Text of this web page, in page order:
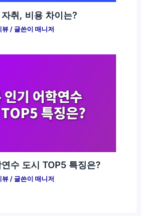
취, 비용 차이는?
뷰/ 글쓴이 매니저
수 도시 TOP5 특징은?
뷰/ 글쓴이 매니저